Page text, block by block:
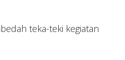
teka-teki kegiatan